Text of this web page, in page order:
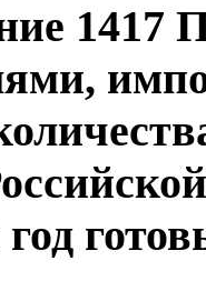
1417